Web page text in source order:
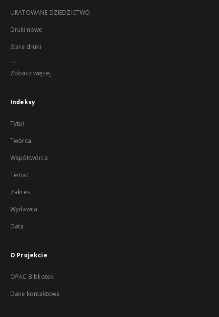
URATOWANE DZIEDZICTWO
Druki nowe
Stare druki
...
Zobacz więcej
Indeksy
Tytuł
Twórca
Współtwórca
Temat
Zakres
Wydawca
Data
O Projekcie
OPAC Biblioteki
Dane kontaktowe